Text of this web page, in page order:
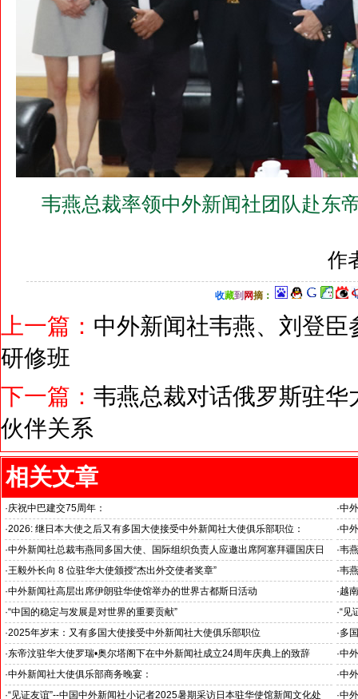
韦燕总裁率领中外新闻社团队赴东
作
收藏到 网摘：
上一篇： 中外新闻社韦燕、刘登
研修班
下一篇： 韦燕总裁对话俄罗斯驻
伙伴关系
相关文章
·庆祝中巴建交75周年：
韦燕总裁同多国大使出席巴基斯坦驻华大使馆举办“芒果节”
·中
医
·2026: 继日本大使之后又有多国大使接受中外新闻社大使俱乐部职位：
国之交在于民相亲, 民相亲在于心相通
·中
·中外新闻社总裁韦燕同多国大使、国际组织负责人应邀出席阿塞拜疆国庆日
招待会
·韦
·王毅外长向 8 位驻华大使颁授“杰出外交使者奖章”
中外新闻社大使俱乐部向获奖大使表示祝贺
·韦
·中外新闻社高层出席伊朗驻华使馆举办的世界古都斯日活动 ·越
“中
·“中国的稳定与发展是对世界的重要贡献”
伊朗驻华大使拉赫曼尼·法兹里阁下谈中国两会
·“见
十
·2025年岁末：又有多国大使接受中外新闻社大使俱乐部职位
国之交在于民相亲, 民相亲在于心相通
·多
中心
·东帝汶驻华大使罗瑞•奥尔塔阁下在中外新闻社成立24周年庆典上的致辞 ·中
东
·中外新闻社大使俱乐部商务晚宴：
晨星国际投资集团期待与东帝汶商务合作
·中
沈
·“见证友谊”--中国中外新闻社小记者2025暑期采访日本驻华使馆新闻文化处 ·中